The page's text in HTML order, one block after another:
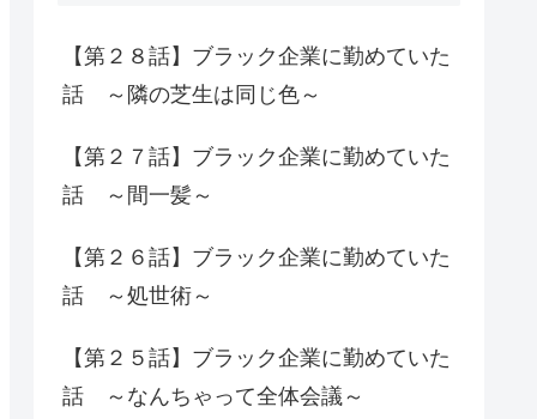
【第２８話】ブラック企業に勤めていた
話 ～隣の芝生は同じ色～
【第２７話】ブラック企業に勤めていた
話 ～間一髪～
【第２６話】ブラック企業に勤めていた
話 ～処世術～
【第２５話】ブラック企業に勤めていた
話 ～なんちゃって全体会議～